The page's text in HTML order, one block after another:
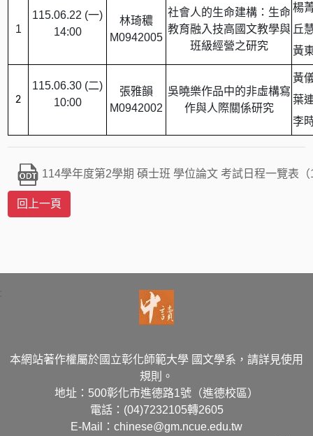
1
115.06.22 (一)
14:00
林琦穠
M0942005
社會人的生命建構：生命
教育融入技高國文教學與
班級經營之研究
楊
丘
黃
2
115.06.30 (二)
10:00
張雅韻
M0942002
吳曉樂作品中的非虛構寫
作與人際關係研究
黃
葉
李
114學年度第2學期 碩士班 學位論文 考試日程一覽表
本網站著作權屬於國立彰化師範大學 國文學系，請詳見使用
規則。
地址：500彰化市進德路1號（進德校區）
電話：(04)7232105轉2605
E-Mail：chinese@gm.ncue.edu.tw